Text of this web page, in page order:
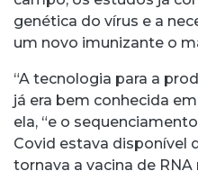
genética do vírus e a
um novo imunizante o
“A tecnologia para a
já era bem conhecida
ela, “e o
Covid estava disponível
tornava a vacina de